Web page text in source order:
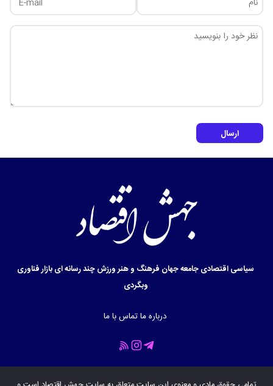
ارسال
سیاسیاقتصادیجامعهجهان فرهنگ و هنرورزشچند رسانه ایبازارفناوری
وبگردی
درباره ماتماس با ما